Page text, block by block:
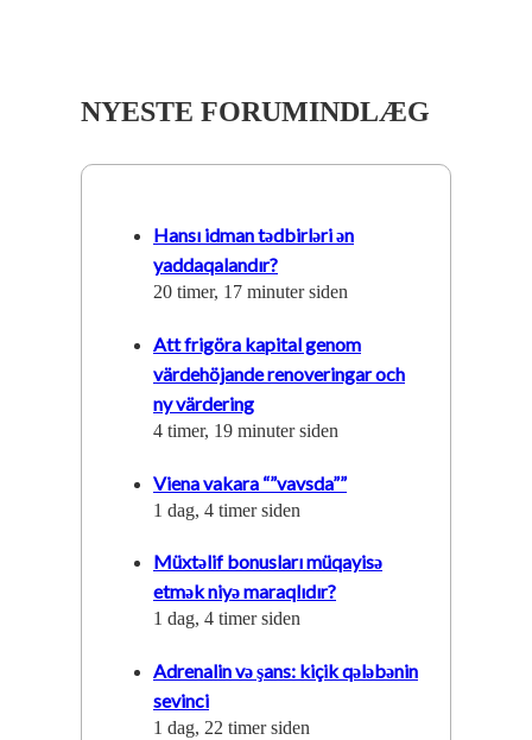
NYESTE FORUMINDLÆG
Hansı idman tədbirləri ən
yaddaqalandır?
20 timer, 17 minuter siden
Att frigöra kapital genom
värdehöjande renoveringar och
ny värdering
4 timer, 19 minuter siden
Viena vakara “”vavsda””
1 dag, 4 timer siden
Müxtəlif bonusları müqayisə
etmək niyə maraqlıdır?
1 dag, 4 timer siden
Adrenalin və şans: kiçik qələbənin
sevinci
1 dag, 22 timer siden